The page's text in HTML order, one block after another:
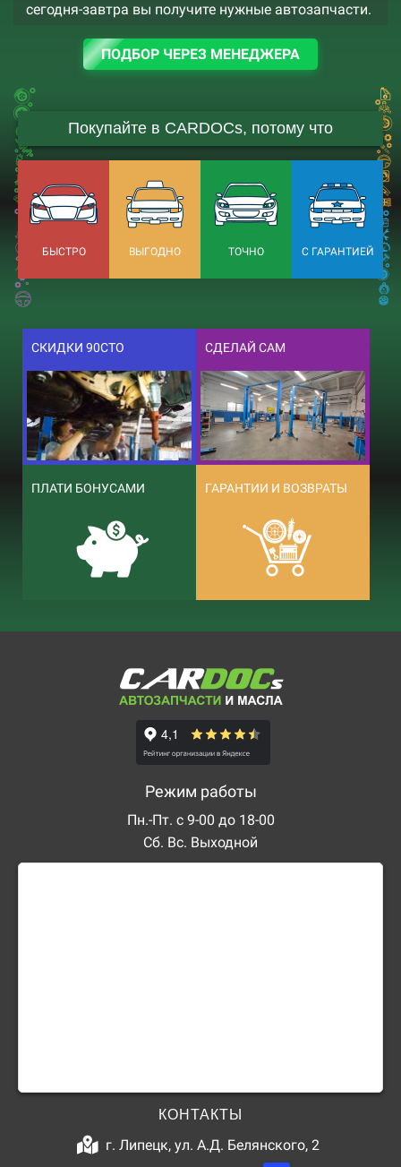
сегодня-завтра вы получите нужные автозапчасти.
ПОДБОР ЧЕРЕЗ МЕНЕДЖЕРА
Покупайте в CARDOCs, потому что
БЫСТРО ВЫГОДНО ТОЧНО С ГАРАНТИЕЙ
СКИДКИ 90СТО СДЕЛАЙ САМ
ПЛАТИ БОНУСАМИ ГАРАНТИИ И ВОЗВРАТЫ
Режим работы
Пн.-Пт. с 9-00 до 18-00
Сб. Вс. Выходной
КОНТАКТЫ
г. Липецк, ул. А.Д. Белянского, 2